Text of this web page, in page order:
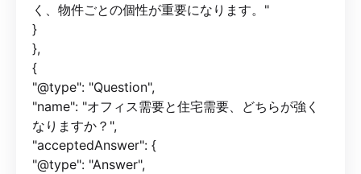
く、物件ごとの個性が重要になります。"
}
},
{
"@type": "Question",
"name": "オフィス需要と住宅需要、どちらが強く
なりますか？",
"acceptedAnswer": {
"@type": "Answer",